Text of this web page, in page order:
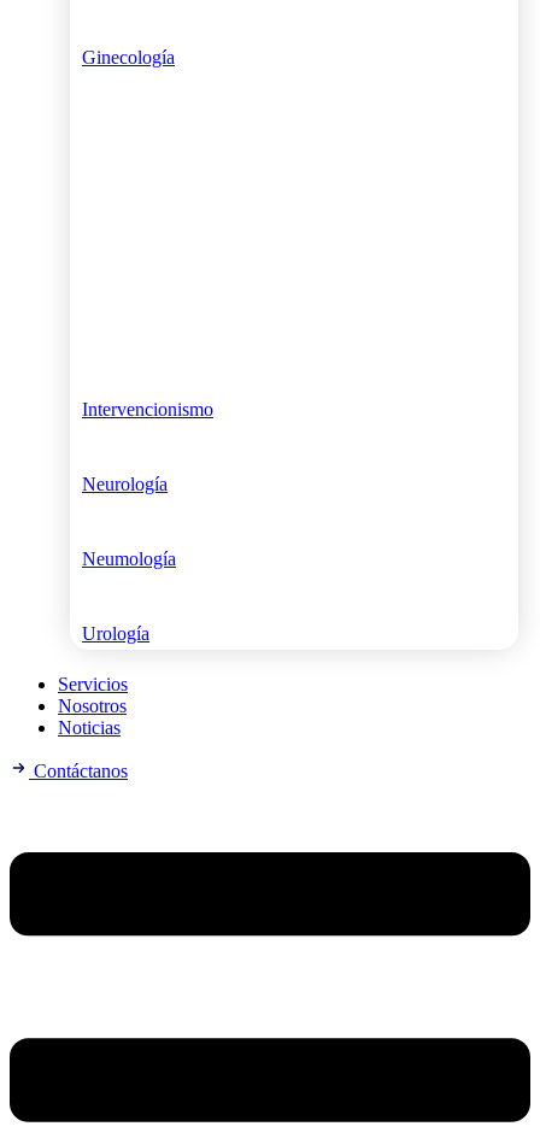
Ginecología
Intervencionismo
Neurología
Neumología
Urología
Servicios
Nosotros
Noticias
Contáctanos